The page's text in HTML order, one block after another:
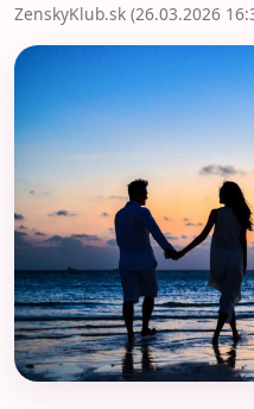
ZenskyKlub.sk (26.03.2026